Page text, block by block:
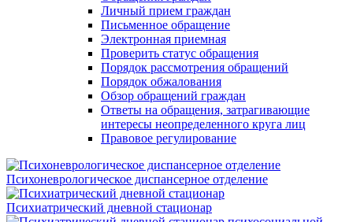
Личный прием граждан
Письменное обращение
Электронная приемная
Проверить статус обращения
Порядок рассмотрения обращений
Порядок обжалования
Обзор обращений граждан
Ответы на обращения, затрагивающие
интересы неопределенного круга лиц
Правовое регулирование
Психоневрологическое диспансерное отделение
Психиатрический дневной стационар